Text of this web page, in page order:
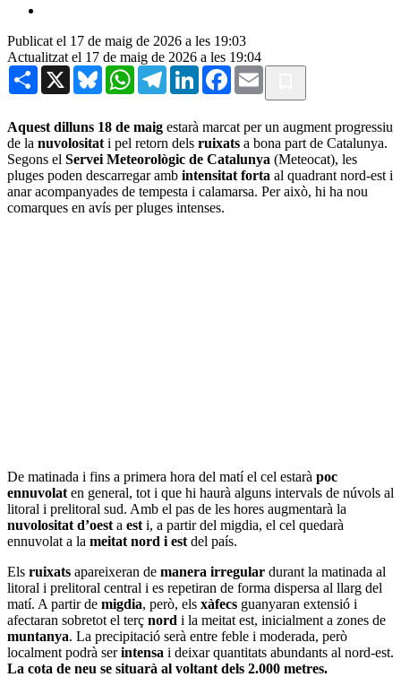
Publicat el 17 de maig de 2026 a les 19:03
Actualitzat el 17 de maig de 2026 a les 19:04
Share X BlueskyWhatsAppTelegramLinkedInFacebook
Email
Aquest dilluns 18 de maig estarà marcat per un augment progressiu
de la nuvolositat i pel retorn dels ruixats a bona part de Catalunya.
Segons el Servei Meteorològic de Catalunya (Meteocat), les
pluges poden descarregar amb intensitat forta al quadrant nord-est i
anar acompanyades de tempesta i calamarsa. Per això, hi ha nou
comarques en avís per pluges intenses.
De matinada i fins a primera hora del matí el cel estarà poc
ennuvolat en general, tot i que hi haurà alguns intervals de núvols al
litoral i prelitoral sud. Amb el pas de les hores augmentarà la
nuvolositat d’oest a est i, a partir del migdia, el cel quedarà
ennuvolat a la meitat nord i est del país.
Els ruixats apareixeran de manera irregular durant la matinada al
litoral i prelitoral central i es repetiran de forma dispersa al llarg del
matí. A partir de migdia, però, els xàfecs guanyaran extensió i
afectaran sobretot el terç nord i la meitat est, inicialment a zones de
muntanya. La precipitació serà entre feble i moderada, però
localment podrà serintensa i deixar quantitats abundants al nord-est.
La cota de neu se situarà al voltant dels 2.000 metres.